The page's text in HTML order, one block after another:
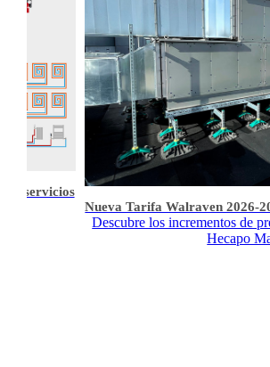
y servicios
Nueva Tarifa Walraven 2026-
Descubre los incrementos de
Hecapo